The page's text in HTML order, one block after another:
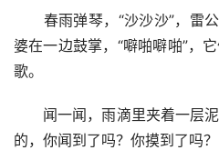
春雨弹琴，“沙沙沙”，雷公
婆在一边鼓掌，“噼啪噼啪”，
歌。
闻一闻，雨滴里夹着一层泥
的，你闻到了吗？你摸到了吗？